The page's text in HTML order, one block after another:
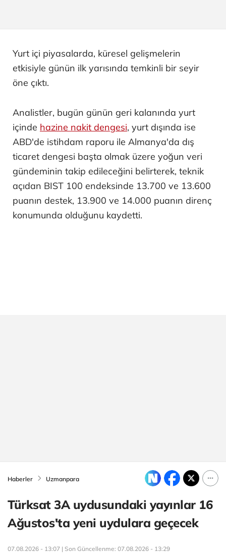
Yurt içi piyasalarda, küresel gelişmelerin
etkisiyle günün ilk yarısında temkinli bir seyir
öne çıktı.
Analistler, bugün günün geri kalanında yurt
içinde hazine nakit dengesi, yurt dışında ise
ABD'de istihdam raporu ile Almanya'da dış
ticaret dengesi başta olmak üzere yoğun veri
gündeminin takip edileceğini belirterek, teknik
açıdan BIST 100 endeksinde 13.700 ve 13.600
puanın destek, 13.900 ve 14.000 puanın direnç
konumunda olduğunu kaydetti.
Haberler Uzmanpara
Türksat 3A uydusundaki yayınlar 16
Ağustos'ta yeni uydulara geçecek
07.08.2026 - 13:07 | Son Güncellenme: 07.08.2026 - 13:29